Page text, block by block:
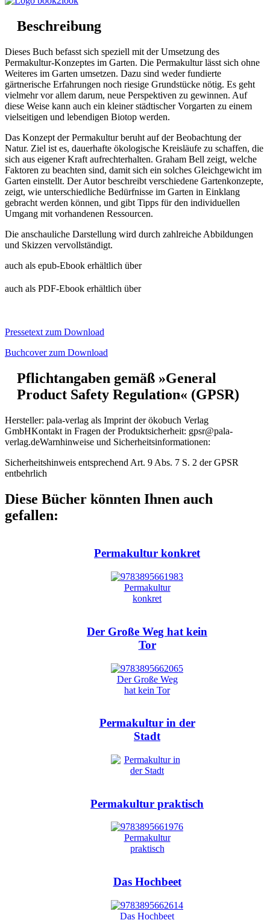
Beschreibung
Dieses Buch befasst sich speziell mit der Umsetzung des
Permakultur-Konzeptes im Garten. Die Permakultur lässt sich ohne
Weiteres im Garten umsetzen. Dazu sind weder fundierte
gärtnerische Erfahrungen noch riesige Grundstücke nötig. Es geht
vielmehr vor allem darum, neue Perspektiven zu gewinnen. Auf
diese Weise kann auch ein kleiner städtischer Vorgarten zu einem
vielseitigen und lebendigen Biotop werden.
Das Konzept der Permakultur beruht auf der Beobachtung der
Natur. Ziel ist es, dauerhafte ökologische Kreisläufe zu schaffen, die
sich aus eigener Kraft aufrechterhalten. Graham Bell zeigt, welche
Faktoren zu beachten sind, damit sich ein solches Gleichgewicht im
Garten einstellt. Der Autor beschreibt verschiedene Gartenkonzepte,
zeigt, wie unterschiedliche Bedürfnisse im Garten in Einklang
gebracht werden können, und gibt Tipps für den individuellen
Umgang mit vorhandenen Ressourcen.
Die anschauliche Darstellung wird durch zahlreiche Abbildungen
und Skizzen vervollständigt.
auch als epub-Ebook erhältlich über
auch als PDF-Ebook erhältlich über
Pressetext zum Download
Buchcover zum Download
Pflichtangaben gemäß »General
Product Safety Regulation« (GPSR)
Hersteller: pala-verlag als Imprint der ökobuch Verlag
GmbHKontakt in Fragen der Produktsicherheit: gpsr@pala-
verlag.deWarnhinweise und Sicherheitsinformationen:
Sicherheitshinweis entsprechend Art. 9 Abs. 7 S. 2 der GPSR
entbehrlich
Diese Bücher könnten Ihnen auch
gefallen:
Permakultur konkret
Der Große Weg hat kein
Tor
Permakultur in der
Stadt
Permakultur praktisch
Das Hochbeet